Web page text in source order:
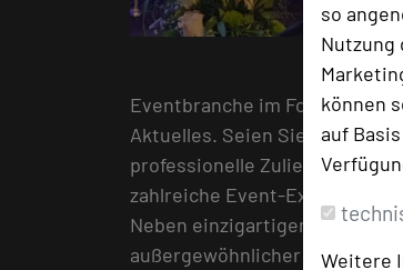
so
Nutzung
können
auf
Weitere
Eventbranche im Fokus:
Aktuelles. Seien Sie dabei,
professionelle Zulieferer,
zahlreiche Event-Experten
Neben einzigartigen
außergewöhnlicher Rahmen